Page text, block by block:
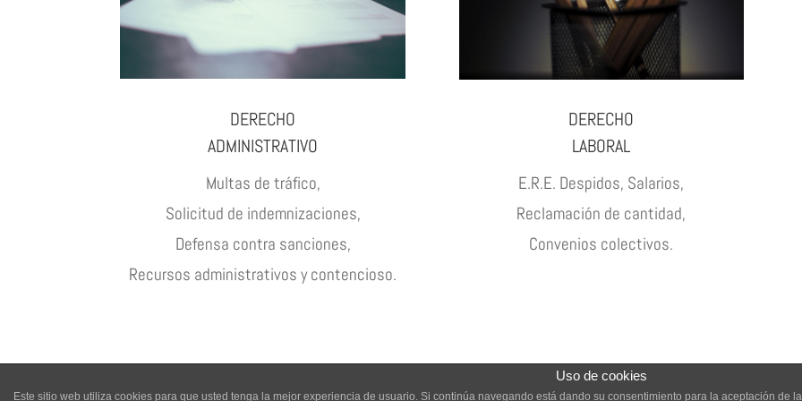
DERECHO
ADMINISTRATIVO
Multas de tráfico,
Solicitud de indemnizaciones,
Defensa contra sanciones,
Recursos administrativos y contencioso.
DERECHO
LABORAL
E.R.E. Despidos, Salarios,
Reclamación de cantidad,
Convenios colectivos.
Uso de cookies
Este sitio web utiliza cookies para que usted tenga la mejor experiencia de usuario. Si continúa navegando está dando su consentimiento para la aceptación de